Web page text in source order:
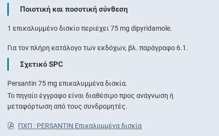
Ποιοτική και ποσοτική σύνθεση
1 επικαλυμμένο δισκίο περιέχει 75 mg dipyridamole.
Για τον πλήρη κατάλογο των εκδόχων, βλ. παράγραφο 6.1.
Σχετικό SPC
Persantin 75 mg επικαλυμμένα δισκία.
Το πηγαίο έγγραφο είναι διαθέσιμο προς ανάγνωση ή
μεταφόρτωση από τους συνδρομητές.
ΠΧΠ : PERSANTIN Επικαλυμμένα δισκία